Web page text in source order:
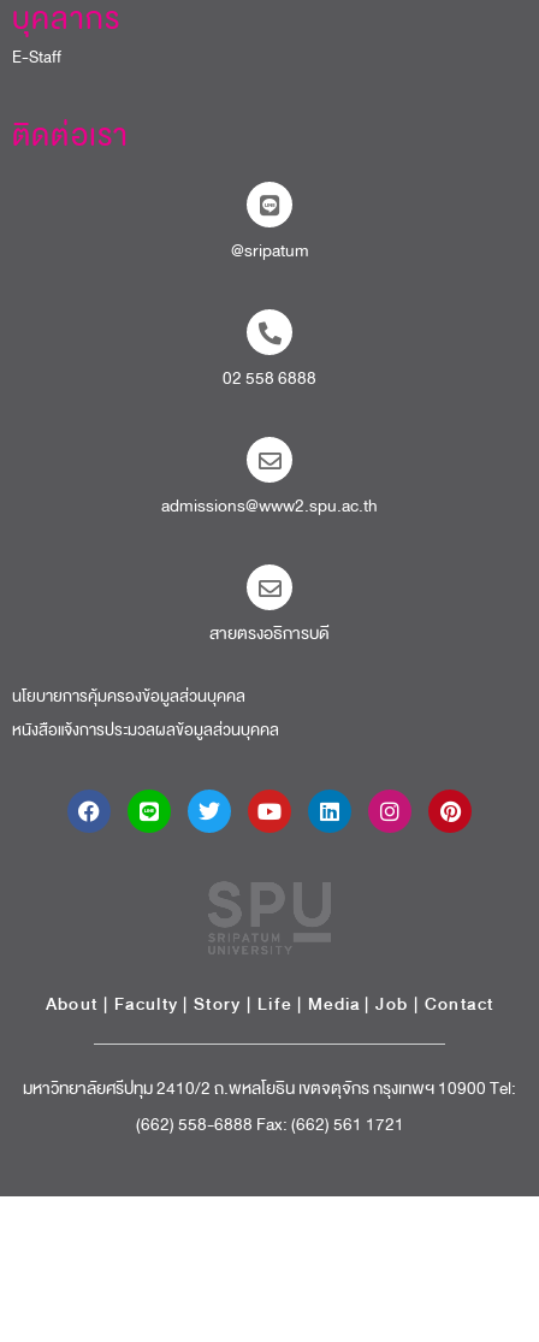
บุคลากร
E-Staff
ติดต่อเรา
@sripatum
02 558 6888
admissions@www2.spu.ac.th
สายตรงอธิการบดี​
นโยบายการคุ้มครองข้อมูลส่วนบุคคล
หนังสือแจ้งการประมวลผลข้อมูลส่วนบุคคล
About | Faculty | Story | Life | Media |Job | Contact
มหาวิทยาลัยศรีปทุม 2410/2 ถ.พหลโยธิน เขตจตุจักร กรุงเทพฯ 10900 Tel:
(662) 558-6888 Fax: (662) 561 1721